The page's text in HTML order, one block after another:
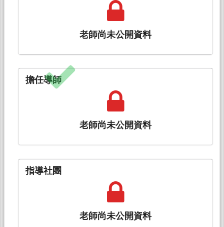
老師尚未公開資料
擔任導師
老師尚未公開資料
指導社團
老師尚未公開資料